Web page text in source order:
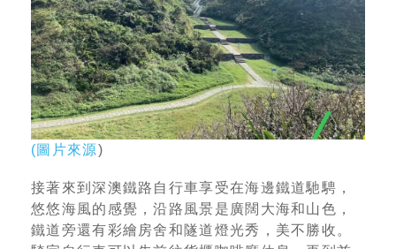
(圖片來源)
接著來到深澳鐵路自行車享受在海邊鐵道馳騁，
悠悠海風的感覺，沿路風景是廣闊大海和山色，
鐵道旁還有彩繪房舍和隧道燈光秀，美不勝收。